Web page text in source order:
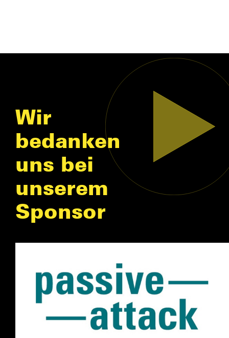
Wir
bedanken
uns bei
unserem
Sponsor